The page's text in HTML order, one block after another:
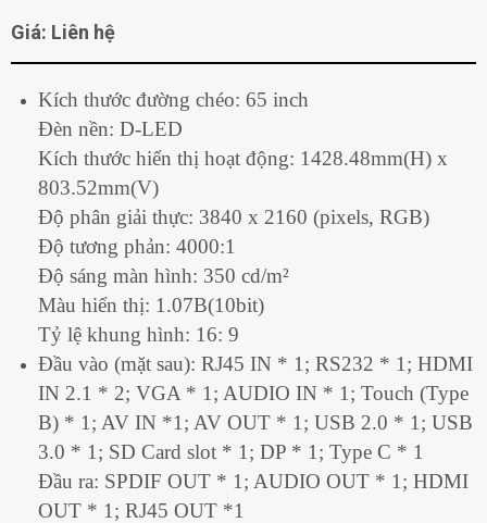
Giá: Liên hệ
Kích thước đường chéo: 65 inch
Đèn nền: D-LED
Kích thước hiển thị hoạt động: 1428.48mm(H) x
803.52mm(V)
Độ phân giải thực: 3840 x 2160 (pixels, RGB)
Độ tương phản: 4000:1
Độ sáng màn hình: 350 cd/m²
Màu hiển thị: 1.07B(10bit)
Tỷ lệ khung hình: 16: 9
Đầu vào (mặt sau): RJ45 IN * 1; RS232 * 1; HDMI
IN 2.1 * 2; VGA * 1; AUDIO IN * 1; Touch (Type
B) * 1; AV IN *1; AV OUT * 1; USB 2.0 * 1; USB
3.0 * 1; SD Card slot * 1; DP * 1; Type C * 1
Đầu ra: SPDIF OUT * 1; AUDIO OUT * 1; HDMI
OUT * 1; RJ45 OUT *1